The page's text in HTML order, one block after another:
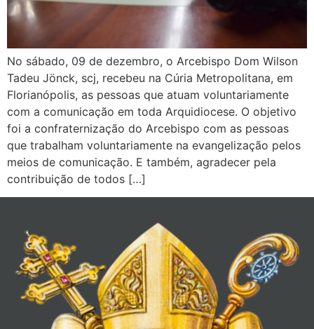
No sábado, 09 de dezembro, o Arcebispo Dom Wilson
Tadeu Jönck, scj, recebeu na Cúria Metropolitana, em
Florianópolis, as pessoas que atuam voluntariamente
com a comunicação em toda Arquidiocese. O objetivo
foi a confraternização do Arcebispo com as pessoas
que trabalham voluntariamente na evangelização pelos
meios de comunicação. E também, agradecer pela
contribuição de todos […]